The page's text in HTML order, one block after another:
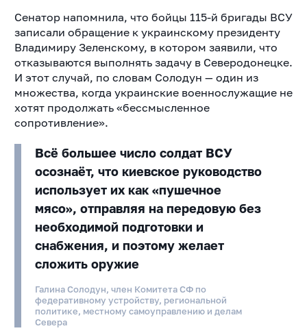
Сенатор напомнила, что бойцы 115-й бригады ВСУ
записали обращение к украинскому президенту
Владимиру Зеленскому, в котором заявили, что
отказываются выполнять задачу в Северодонецке.
И этот случай, по словам Солодун — один из
множества, когда украинские военнослужащие не
хотят продолжать «бессмысленное
сопротивление».
Всё большее число солдат ВСУ
осознаёт, что киевское руководство
использует их как «пушечное
мясо», отправляя на передовую без
необходимой подготовки и
снабжения, и поэтому желает
сложить оружие
Галина Солодун, член Комитета СФ по
федеративному устройству, региональной
политике, местному самоуправлению и делам
Севера